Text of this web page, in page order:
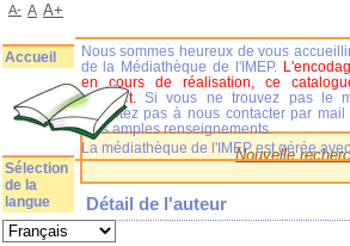
Nouvelle
Détail de l'auteur
Nous sommes heureux de vous
de la Médiathèque de l'IMEP.
en cours de réalisation, ce
complet.
Si vous ne trouvez pas le
n'hésitez pas à nous contacter par
plus amples renseignements.
La médiathèque de l'IMEP est gérée
A- A A+
Accueil
Sélection
de la
langue